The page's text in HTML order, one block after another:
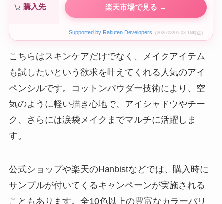
購入先 楽天市場で見る →
Supported by Rakuten Developers （2026/08/05 03:16時点）
こちらはスキンケアだけでなく、メイクアイテム
も試したいという欲求を叶えてくれる人気のアイ
ペンシルです。コットンパウダー技術により、空
気のように軽い描き心地で、アイシャドウやチー
ク、さらには涙袋メイクまでマルチに活躍しま
す。
公式ショップや楽天のHanbistなどでは、購入時に
サンプルが付いてくるキャンペーンが実施される
こともあります。全10色以上の豊富なカラーバリ